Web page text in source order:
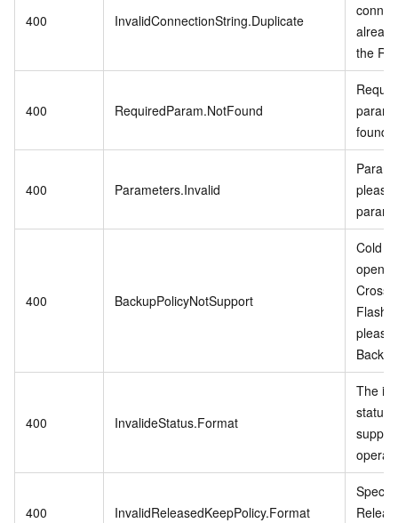
400 InvalidConnectionString.Duplicate
the
400 RequiredParam.NotFound
param
found.
400 Parameters.Invalid
please
400 BackupPolicyNotSupport
Cold
open
Flash
please
400 InvalideStatus.Format
The
status
400 InvalidReleasedKeepPolicy.Format